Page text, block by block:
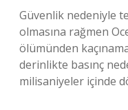
Güvenlik nedeniyle
olmasına rağmen
ölümünden
derinlikte basınç
milisaniyeler içinde